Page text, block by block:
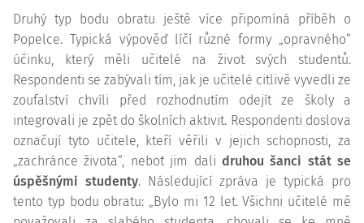
Druhý typ bodu obratu ještě více připomíná příběh o
Popelce. Typická výpověď líčí různé formy „opravného“
účinku, který měli učitelé na život svých studentů.
Respondenti se zabývali tím, jak je učitelé citlivě vyvedli ze
zoufalství chvíli před rozhodnutím odejít ze školy a
integrovali je zpět do školních aktivit. Respondenti doslova
označují tyto učitele, kteří věřili v jejich schopnosti, za
„zachránce života“, neboť jim dali druhou šanci stát se
úspěšnými studenty. Následující zpráva je typická pro
tento typ bodu obratu: „Bylo mi 12 let. Všichni učitelé mě